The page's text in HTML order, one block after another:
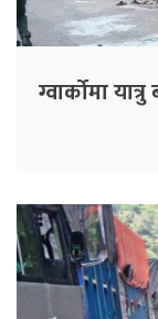
ग्वार्कोमा